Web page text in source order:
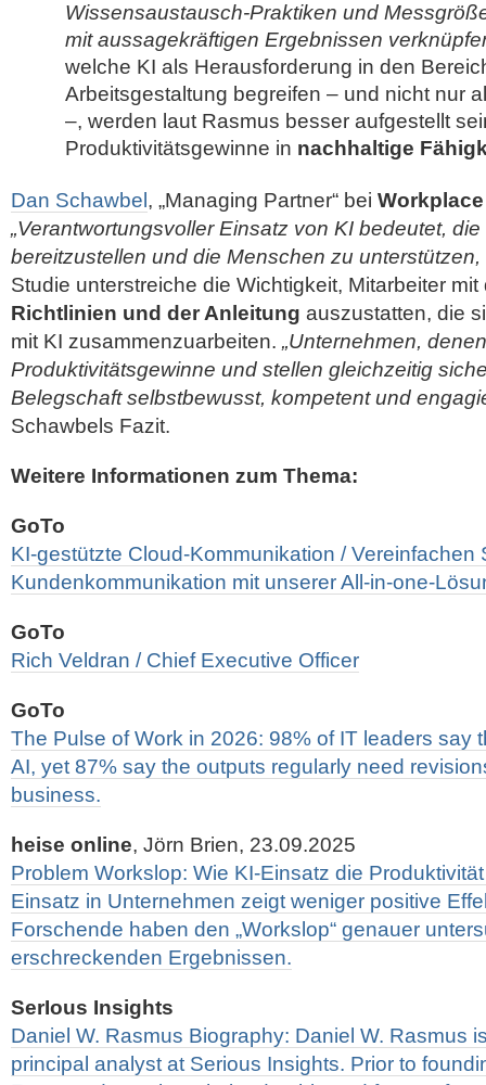
Wissensaustausch-Praktiken und
mit aussagekräftigen Ergebnissen
welche KI als Herausforderung in den
Arbeitsgestaltung begreifen – und nicht nur
–, werden laut Rasmus besser aufgestellt
Produktivitätsgewinne in nachhaltige
Dan Schawbel , „Managing Partner“ bei
„Verantwortungsvoller Einsatz von KI bedeutet, die
bereitzustellen und die Menschen zu unterstützen,
Studie unterstreiche die Wichtigkeit, Mitarbeiter
Richtlinien und der Anleitung auszustatten, die
mit KI zusammenzuarbeiten. „Unternehmen,
Produktivitätsgewinne und stellen gleichzeitig
Belegschaft selbstbewusst, kompetent und
Schawbels Fazit.
Weitere Informationen zum Thema:
GoTo
KI-gestützte Cloud-Kommunikation / Vereinfachen
Kundenkommunikation mit unserer All-in-one-
GoTo
Rich Veldran / Chief Executive Officer
GoTo
The Pulse of Work in 2026: 98% of IT leaders say
AI, yet 87% say the outputs regularly need
business.
heise online, Jörn Brien, 23.09.2025
Problem Workslop: Wie KI-Einsatz die
Einsatz in Unternehmen zeigt weniger positive
Forschende haben den „Workslop“ genauer
erschreckenden Ergebnissen.
SerIous Insights
Daniel W. Rasmus Biography: Daniel W. Rasmus
principal analyst at Serious Insights. Prior to